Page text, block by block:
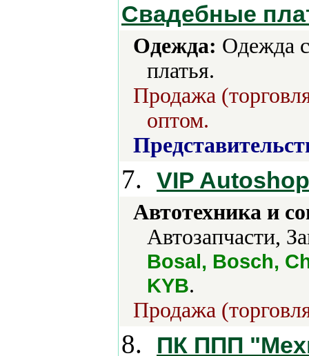
Свадебные
Одежда: Одежда
платья.
Продажа
оптом.
7. VIP Autoshop
Автотехника и
Автозапчасти,
Bosal, Bosch,
KYB.
Продажа
8.
ПК ППП